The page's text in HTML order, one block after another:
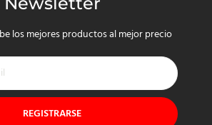
los mejores productos al mejor precio
REGISTRARSE